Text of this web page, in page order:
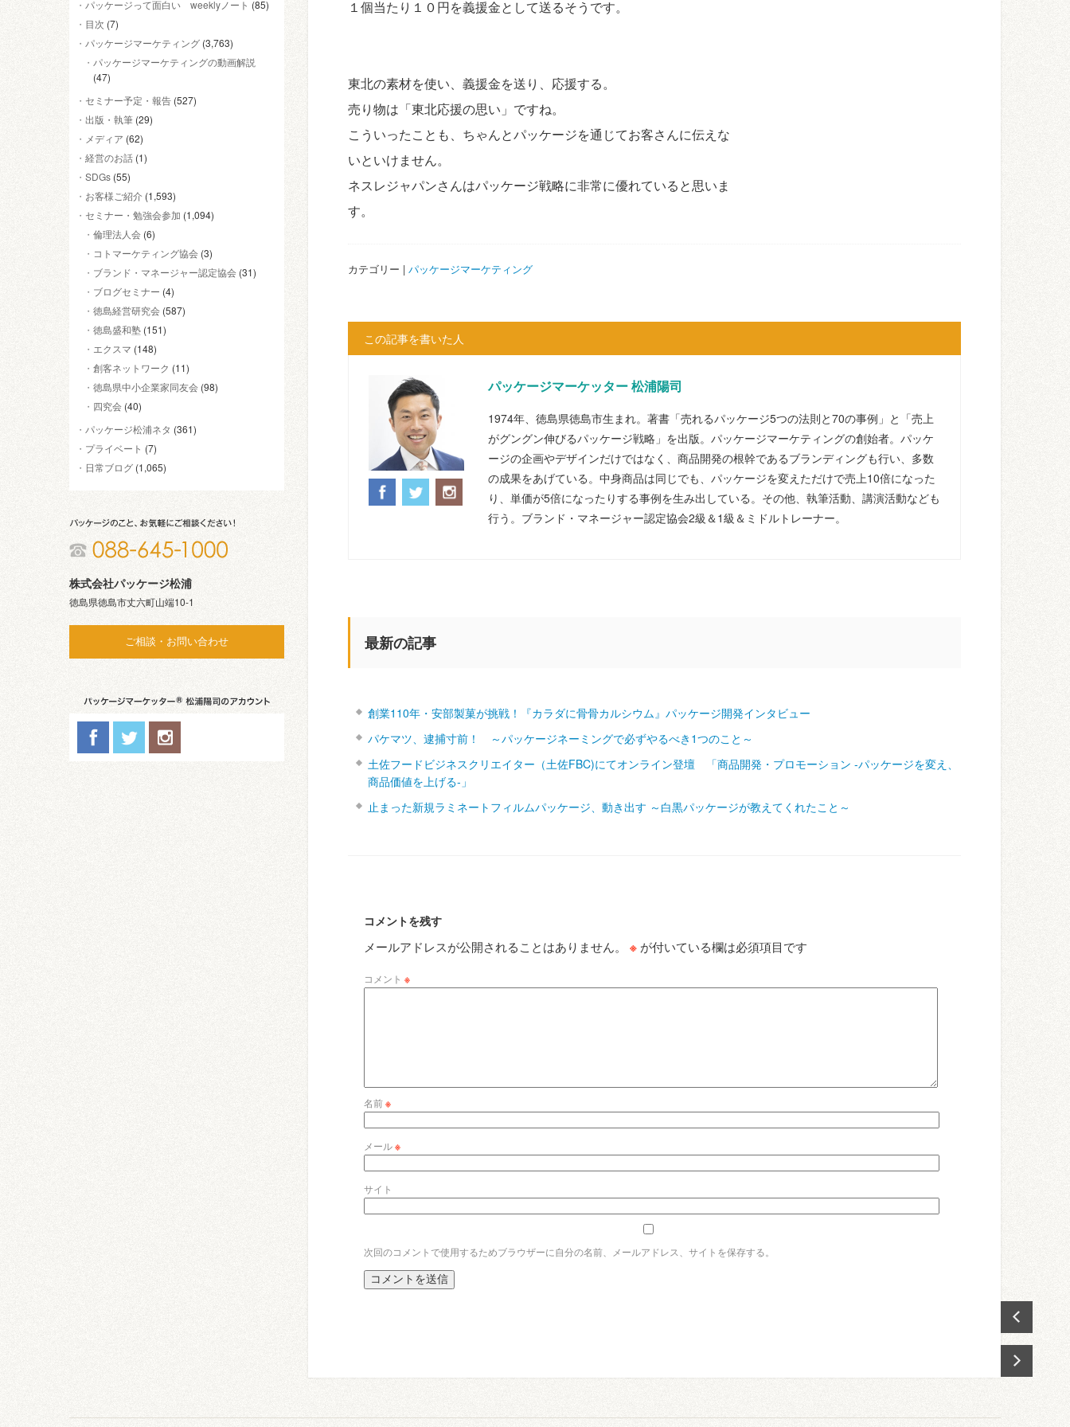
パッケージって面白い weeklyノート (85)
目次 (7)
パッケージマーケティング (3,763)
パッケージマーケティングの動画解説
(47)
セミナー予定・報告 (527)
出版・執筆 (29)
メディア (62)
経営のお話 (1)
SDGs (55)
お客様ご紹介 (1,593)
セミナー・勉強会参加 (1,094)
倫理法人会 (6)
コトマーケティング協会 (3)
ブランド・マネージャー認定協会 (31)
ブログセミナー (4)
徳島経営研究会 (587)
徳島盛和塾 (151)
エクスマ (148)
創客ネットワーク (11)
徳島県中小企業家同友会 (98)
四究会 (40)
パッケージ松浦ネタ (361)
プライベート (7)
日常ブログ (1,065)
株式会社パッケージ松浦
徳島県徳島市丈六町山端10-1
ご相談・お問い合わせ
１個当たり１０円を義援金として送るそうです。
東北の素材を使い、義援金を送り、応援する。
売り物は「東北応援の思い」ですね。
こういったことも、ちゃんとパッケージを通じてお客さんに伝えな
いといけません。
ネスレジャパンさんはパッケージ戦略に非常に優れていると思いま
す。
カテゴリー | パッケージマーケティング
この記事を書いた人
パッケージマーケッター 松浦陽司
1974年、徳島県徳島市生まれ。著書「売れるパッケージ5つの法則と70の事例」と「売上
がグングン伸びるパッケージ戦略」を出版。パッケージマーケティングの創始者。パッケ
ージの企画やデザインだけではなく、商品開発の根幹であるブランディングも行い、多数
の成果をあげている。中身商品は同じでも、パッケージを変えただけで売上10倍になった
り、単価が5倍になったりする事例を生み出している。その他、執筆活動、講演活動なども
行う。ブランド・マネージャー認定協会2級＆1級＆ミドルトレーナー。
最新の記事
創業110年・安部製菓が挑戦！『カラダに骨骨カルシウム』パッケージ開発インタビュー
パケマツ、逮捕寸前！ ～パッケージネーミングで必ずやるべき1つのこと～
土佐フードビジネスクリエイター（土佐FBC)にてオンライン登壇 「商品開発・プロモーション ‐パッケージを変え、
商品価値を上げる‐」
止まった新規ラミネートフィルムパッケージ、動き出す ～白黒パッケージが教えてくれたこと～
コメントを残す
メールアドレスが公開されることはありません。 ※ が付いている欄は必須項目です
コメント ※
名前※
メール※
サイト
次回のコメントで使用するためブラウザーに自分の名前、メールアドレス、サイトを保存する。